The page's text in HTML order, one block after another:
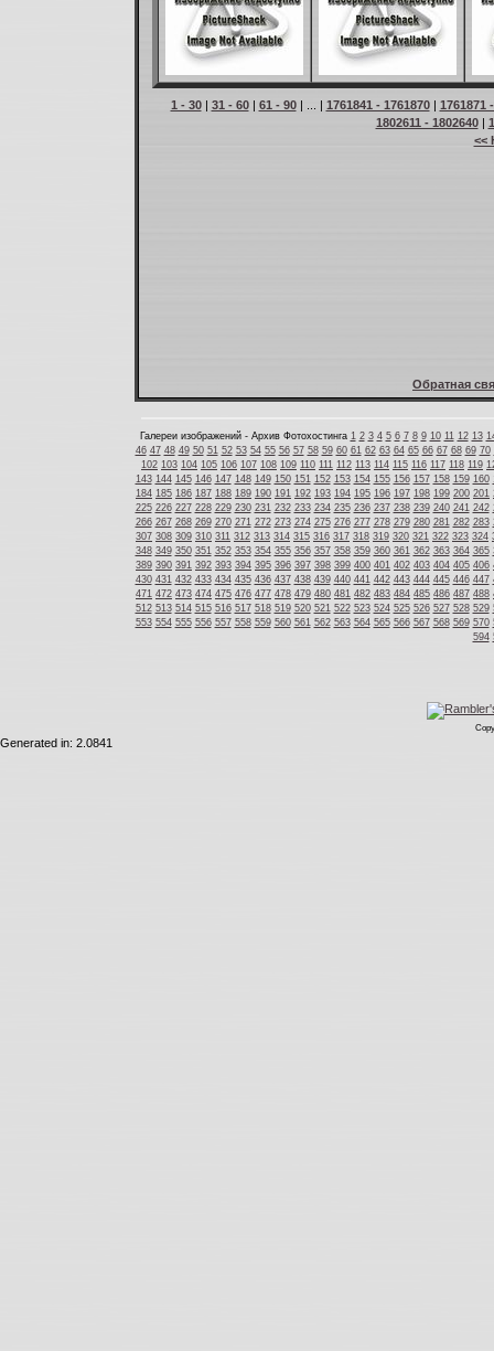
1 - 30| 31 - 60| 61 - 90| ... | 1761841 - 1761870| 1761871
1802611 - 1802640|
<<
Обратная
Галереи изображений - Архив Фотохостинга 1 2 3 4 5 6 7 8 9 10 11 12 13
46 47 48 49 50 51 52 53 54 55 56 57 58 59 60 61 62 63 64 65 66 67 68 69 70
102 103 104 105 106 107 108 109 110 111 112 113 114 115 116 117 118 119
143 144 145 146 147 148 149 150 151 152 153 154 155 156 157 158 159 160
184 185 186 187 188 189 190 191 192 193 194 195 196 197 198 199 200 201
225 226 227 228 229 230 231 232 233 234 235 236 237 238 239 240 241 242
266 267 268 269 270 271 272 273 274 275 276 277 278 279 280 281 282 283
307 308 309 310 311 312 313 314 315 316 317 318 319 320 321 322 323 324
348 349 350 351 352 353 354 355 356 357 358 359 360 361 362 363 364 365
389 390 391 392 393 394 395 396 397 398 399 400 401 402 403 404 405 406
430 431 432 433 434 435 436 437 438 439 440 441 442 443 444 445 446 447
471 472 473 474 475 476 477 478 479 480 481 482 483 484 485 486 487 488
512 513 514 515 516 517 518 519 520 521 522 523 524 525 526 527 528 529
553 554 555 556 557 558 559 560 561 562 563 564 565 566 567 568 569 570
594
Generated in: 2.0841